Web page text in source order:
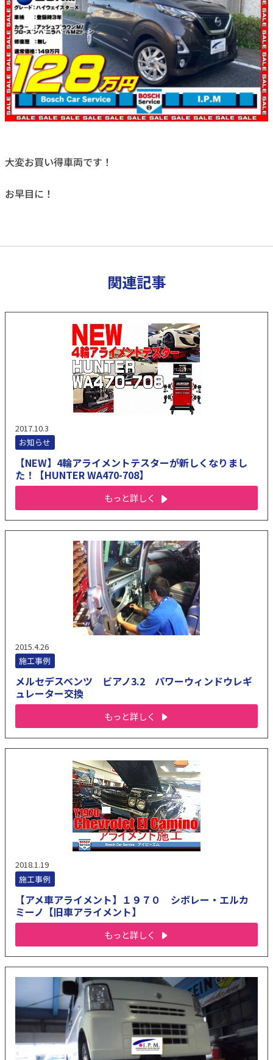
大変お買い得車両です！
お早目に！
関連記事
2017.10.3
お知らせ
【NEW】4輪アライメントテスターが新しくなりまし
た！【HUNTER WA470-708】
もっと詳しく
2015.4.26
施工事例
メルセデスベンツ ビアノ3.2 パワーウィンドウレギ
ュレーター交換
もっと詳しく
2018.1.19
施工事例
【アメ車アライメント】１９７０ シボレー・エルカ
ミーノ【旧車アライメント】
もっと詳しく